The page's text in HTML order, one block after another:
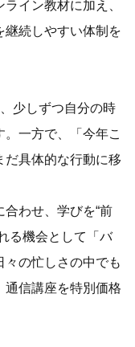
イン教材に加え、
継続しやすい体制を
少しずつ自分の時
一方で、「今年こ
だ具体的な行動に移
わせ、学びを“前
る機会として「バ
々の忙しさの中でも
通信講座を特別価格